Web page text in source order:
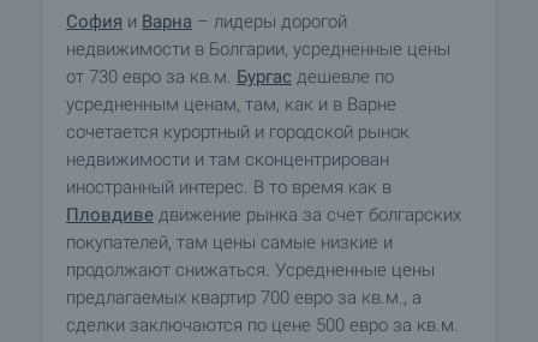
София и Варна – лидеры дорогой
недвижимости в Болгарии, усредненные цены
от 730 евро за кв.м. Бургас дешевле по
усредненным ценам, там, как и в Варне
сочетается курортный и городской рынок
недвижимости и там сконцентрирован
иностранный интерес. В то время как в
Пловдиве движение рынка за счет болгарских
покупателей, там цены самые низкие и
продолжают снижаться. Усредненные цены
предлагаемых квартир 700 евро за кв.м., а
сделки заключаются по цене 500 евро за кв.м.